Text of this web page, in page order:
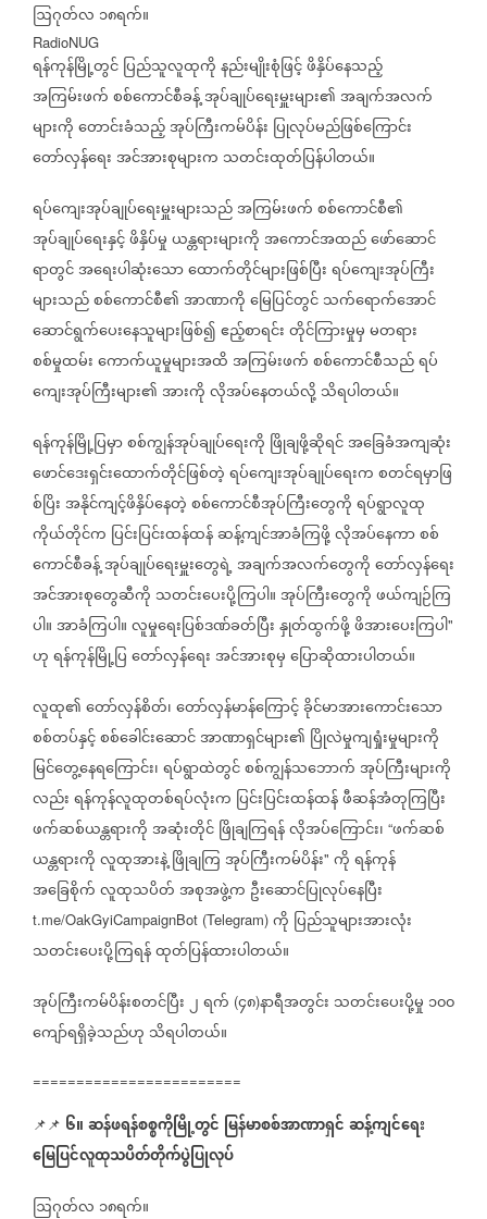
ဩဂုတ်လ ၁၈ရက်။
RadioNUG
ရန်ကုန်မြို့တွင်ပြည်သူလူထုကိုနည်းမျိုးစုံဖြင့်ဖိနှိပ်နေသည့်
အကြမ်းဖက်စစ်ကောင်စီခန့်အုပ်ချုပ်ရေးမှူးများ၏အချက်အလက်
များကိုတောင်းခံသည့်အုပ်ကြီးကမ်ပိန်း ပြုလုပ်မည်ဖြစ်ကြောင်း
တော်လှန်ရေးအင်အားစုများက သတင်းထုတ်ပြန်ပါတယ်။
ရပ်ကျေးအုပ်ချုပ်ရေးမှူးများသည်အကြမ်းဖက်စစ်ကောင်စီ၏
အုပ်ချုပ်ရေးနှင့်ဖိနှိပ်မှုယန္တရားများကိုအကောင်အထည်ဖော်ဆောင်
ရာတွင်အရေးပါဆုံးသောထောက်တိုင်များဖြစ်ပြီးရပ်ကျေးအုပ်ကြီး
များသည်စစ်ကောင်စီ၏အာဏာကိုမြေပြင်တွင်သက်ရောက်အောင်
ဆောင်ရွက်ပေးနေသူများဖြစ်၍ဧည့်စာရင်းတိုင်ကြားမှုမှမတရား
စစ်မှုထမ်းကောက်ယူမှုများအထိအကြမ်းဖက်စစ်ကောင်စီသည်ရပ်
ကျေးအုပ်ကြီးများ၏အားကိုလိုအပ်နေတယ်လို့သိရပါတယ်။
ရန်ကုန်မြို့ပြမှာစစ်ကျွန်အုပ်ချုပ်ရေးကို ဖြိုချဖို့ဆိုရင်အခြေခံအကျဆုံး
ဖောင်ဒေးရှင်းထောက်တိုင်ဖြစ်တဲ့ရပ်ကျေးအုပ်ချုပ်ရေးကစတင်ရမှာဖြ
စ်ပြိးအနိုင်ကျင့်ဖိနှိပ်နေတဲ့စစ်ကောင်စီအုပ်ကြီးတွေကိုရပ်ရွာလူထု
ကိုယ်တိုင်က ပြင်းပြင်းထန်ထန်ဆန့်ကျင်အာခံကြဖို့လိုအပ်နေကာစစ်
ကောင်စီခန့်အုပ်ချုပ်ရေးမှူးတွေရဲ့အချက်အလက်တွေကိုတော်လှန်ရေး
အင်အားစုတွေဆီကို သတင်းပေးပို့ကြပါ။အုပ်ကြီးတွေကိုဖယ်ကျဉ်ကြ
ပါ။အာခံကြပါ။လူမှုရေးပြစ်ဒဏ်ခတ်ပြီးနှုတ်ထွက်ဖို့ဖိအားပေးကြပါ"
ဟုရန်ကုန်မြို့ပြတော်လှန်ရေးအင်အားစုမှပြောဆိုထားပါတယ်။
လူထု၏တော်လှန်စိတ်၊တော်လှန်မာန်ကြောင့်ခိုင်မာအားကောင်းသော
စစ်တပ်နှင့်စစ်ခေါင်းဆောင်အာဏာရှင်များ၏ ပြိုလဲမှုကျရှုံးမှုများကို
မြင်တွေ့နေရကြောင်း၊ရပ်ရွာထဲတွင်စစ်ကျွန်သဘောက်အုပ်ကြီးများကို
လည်းရန်ကုန်လူထုတစ်ရပ်လုံးက ပြင်းပြင်းထန်ထန်ဖီဆန်အံတုကြပြီး
ဖက်ဆစ်ယန္တရားကိုအဆုံးတိုင်ဖြိုချကြရန်လိုအပ်ကြောင်း၊ “ဖက်ဆစ်
ယန္တရားကိုလူထုအားနဲ့ဖြိုချကြအုပ်ကြီးကမ်ပိန်း" ကိုရန်ကုန်
အခြေစိုက်လူထုသပိတ်အစုအဖွဲ့က ဦးဆောင်ပြုလုပ်နေပြီး
t.me/OakGyiCampaignBot (Telegram) ကို ပြည်သူများအားလုံး
သတင်းပေးပို့ကြရန်ထုတ်ပြန်ထားပါတယ်။
အုပ်ကြီးကမ်ပိန်းစတင်ပြီး၂ရက် (၄၈)နာရီအတွင်း သတင်းပေးပို့မှု ၁၀၀
ကျော်ရရှိခဲ့သည်ဟု သိရပါတယ်။
========================
📌📌 ၆။ဆန်ဖရန်စစ္စကိုမြို့တွင် မြန်မာစစ်အာဏာရှင်ဆန့်ကျင်ရေး
မြေပြင်လူထုသပိတ်တိုက်ပွဲပြုလုပ်
ဩဂုတ်လ ၁၈ရက်။